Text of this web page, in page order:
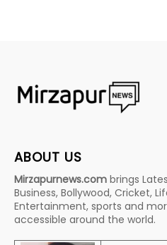
ABOUT US
Mirzapurnews.com brings
Business, Bollywood, Cricket,
Entertainment, sports and
accessible around the world.